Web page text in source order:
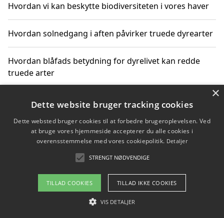
Hvordan vi kan beskytte biodiversiteten i vores haver
Hvordan solnedgang i aften påvirker truede dyrearter
Hvordan blåfads betydning for dyrelivet kan redde
truede arter
Hvordan kan gaver til unge voksne støtte bevarelsen
Copyright 2026 - Pilanto Aps
Om / kontakt
Blog Betingelser
×
Dette website bruger tracking cookies
Dette websted bruger cookies til at forbedre brugeroplevelsen. Ved
at bruge vores hjemmeside accepterer du alle cookies i
overensstemmelse med vores cookiepolitik. Detaljer
STRENGT NØDVENDIGE
TILLAD COOKIES TILLAD IKKE COOKIES
VIS DETALJER